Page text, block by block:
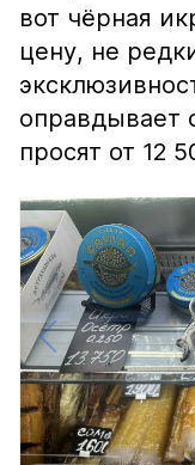
вот чёрная
цену, не
оправдывает
просят от 12